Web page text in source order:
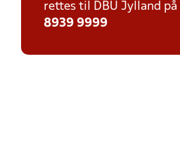
rettes til DBU Jylland på
8939 9999